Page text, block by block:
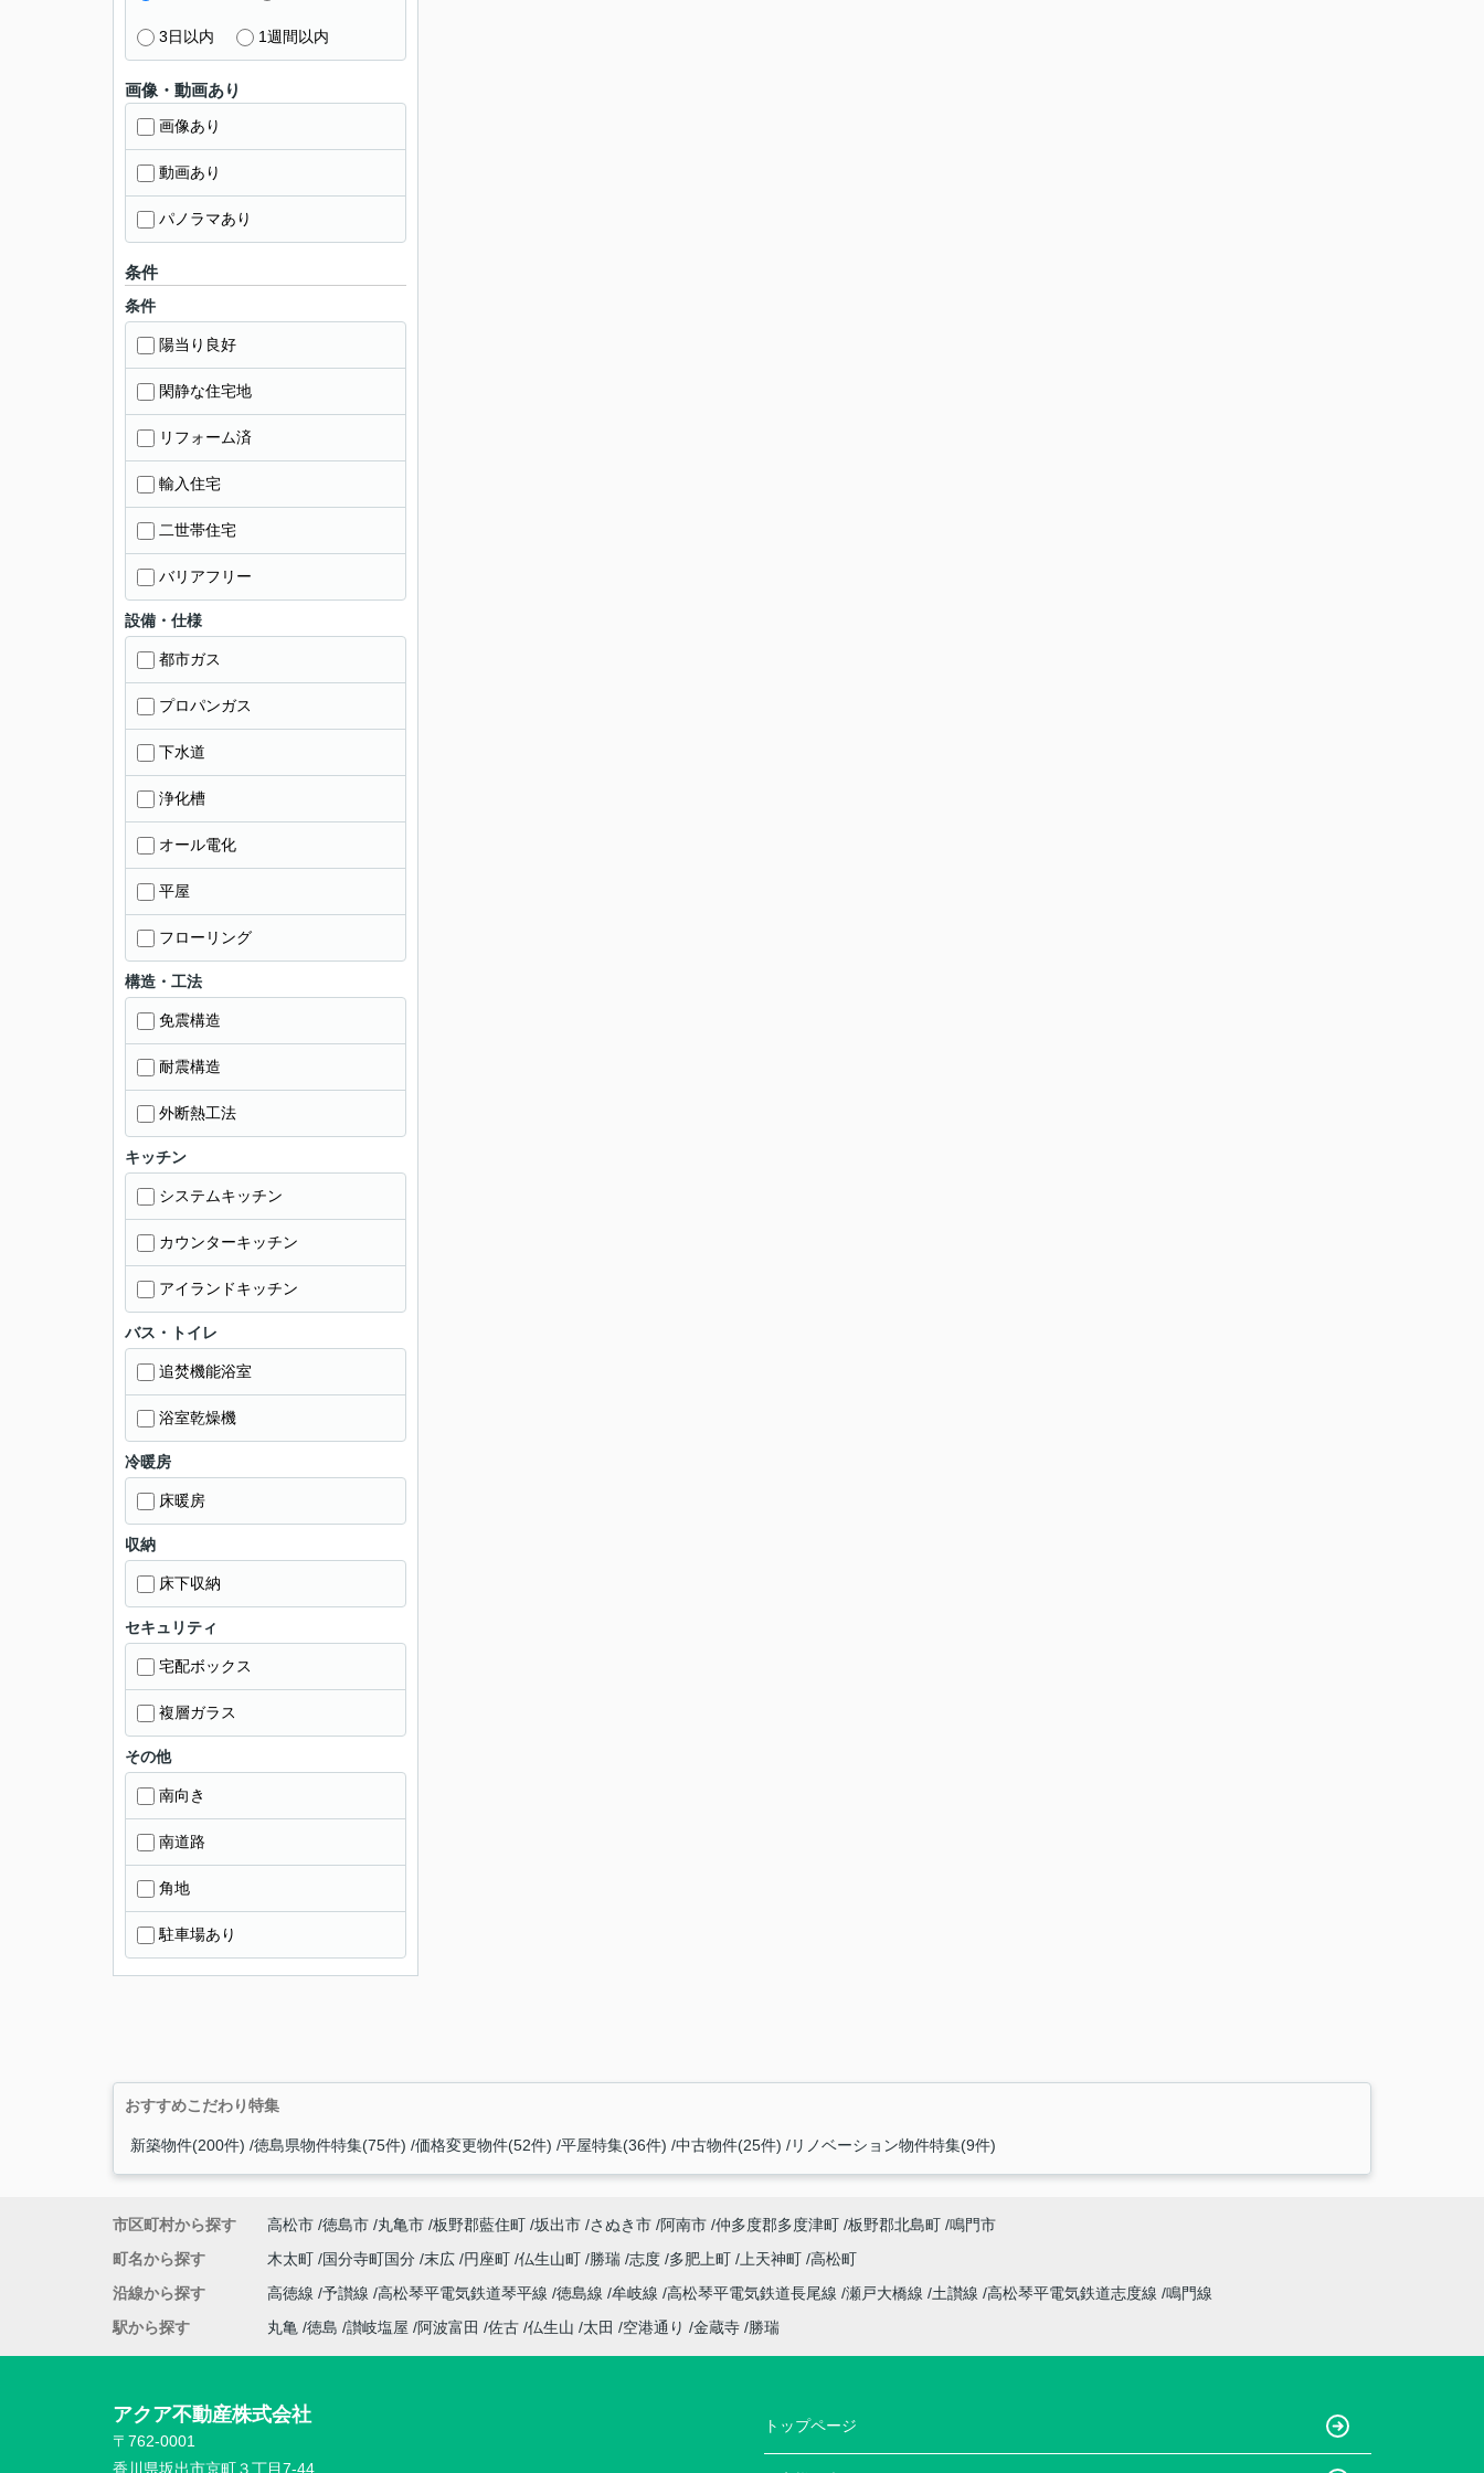
3日以内 1週間以内
画像・動画あり
画像あり
動画あり
パノラマあり
条件
条件
陽当り良好
閑静な住宅地
リフォーム済
輸入住宅
二世帯住宅
バリアフリー
設備・仕様
都市ガス
プロパンガス
下水道
浄化槽
オール電化
平屋
フローリング
構造・工法
免震構造
耐震構造
外断熱工法
キッチン
システムキッチン
カウンターキッチン
アイランドキッチン
バス・トイレ
追焚機能浴室
浴室乾燥機
冷暖房
床暖房
収納
床下収納
セキュリティ
宅配ボックス
複層ガラス
その他
南向き
南道路
角地
駐車場あり
おすすめこだわり特集
新築物件(200件) 徳島県物件特集(75件) 価格変更物件(52件) 平屋特集(36件) 中古物件(25件) リノベーション物件特集(9件)
市区町村から探す 高松市 徳島市 丸亀市 板野郡藍住町 坂出市 さぬき市 阿南市 仲多度郡多度津町 板野郡北島町 鳴門市
町名から探す
木太町 国分寺町国分 末広 円座町 仏生山町 勝瑞 志度 多肥上町 上天神町 高松町
沿線から探す
高徳線 予讃線 高松琴平電気鉄道琴平線 徳島線 牟岐線 高松琴平電気鉄道長尾線 瀬戸大橋線 土讃線 高松琴平電気鉄道志度線 鳴門線
駅から探す
丸亀 徳島 讃岐塩屋 阿波富田 佐古 仏生山 太田 空港通り 金蔵寺 勝瑞
アクア不動産株式会社
〒762-0001
香川県坂出市京町３丁目7-44
トップページ